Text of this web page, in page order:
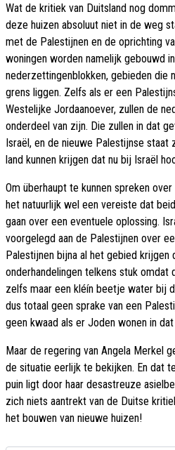
Wat de kritiek van Duitsland nog
deze huizen absoluut niet in de weg
met de Palestijnen en de oprichting
woningen worden namelijk gebouwd
nederzettingenblokken, gebieden die
grens liggen. Zelfs als er een
Westelijke Jordaanoever, zullen de
onderdeel van zijn. Die zullen in dat
Israël, en de nieuwe Palestijnse
land kunnen krijgen dat nu bij Israël
Om überhaupt te kunnen spreken
het natuurlijk wel een vereiste dat
gaan over een eventuele oplossing.
voorgelegd aan de Palestijnen over
Palestijnen bijna al het gebied krijgen
onderhandelingen telkens stuk
zelfs maar een kléín beetje water bij
dus totaal geen sprake van een
geen kwaad als er Joden wonen in
Maar de regering van Angela Merkel
de situatie eerlijk te bekijken. En dat
puin ligt door haar desastreuze
zich niets aantrekt van de Duitse
het bouwen van nieuwe huizen!